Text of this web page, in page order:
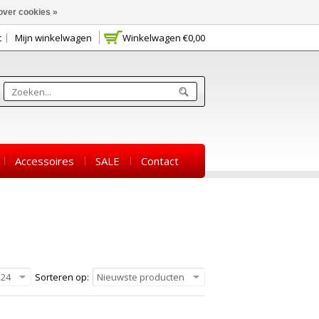
Winkelwagen €0,00
Mijn winkelwagen
Accessoires SALE Contact
Sorteren op: Nieuwste producten
24
cookies »